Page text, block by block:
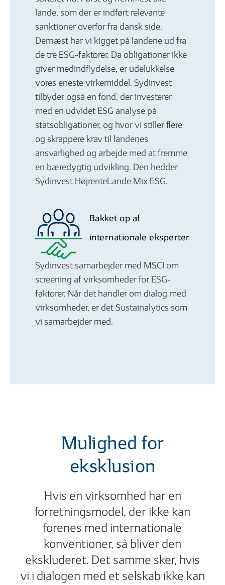
lande, som der er indført relevante
sanktioner overfor fra dansk side.
Dernæst har vi kigget på landene ud fra
de tre ESG-faktorer. Da obligationer ikke
giver medindflydelse, er udelukkelse
vores eneste virkemiddel. Sydinvest
tilbyder også en fond, der investerer
med en udvidet ESG analyse på
statsobligationer, og hvor vi stiller flere
og skrappere krav til landenes
ansvarlighed og arbejde med at fremme
en bæredygtig udvikling. Den hedder
Sydinvest HøjrenteLande Mix ESG.
Bakket op af
internationale eksperter
Sydinvest samarbejder med MSCI om
screening af virksomheder for ESG-
faktorer. Når det handler om dialog med
virksomheder, er det Sustainalytics som
vi samarbejder med.
Mulighed for
eksklusion
Hvis en virksomhed har en
forretningsmodel, der ikke kan
forenes med internationale
konventioner, så bliver den
ekskluderet. Det samme sker, hvis
vi i dialogen med et selskab ikke kan